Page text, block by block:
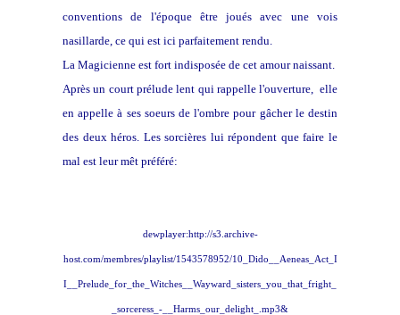
conventions de l'époque être joués avec une vois
nasillarde, ce qui est ici parfaitement rendu.
La Magicienne est fort indisposée de cet amour naissant.
Après un court prélude lent qui rappelle l'ouverture, elle
en appelle à ses soeurs de l'ombre pour gâcher le destin
des deux héros. Les sorcières lui répondent que faire le
mal est leur mêt préféré:
dewplayer:http://s3.archive-
host.com/membres/playlist/1543578952/10_Dido__Aeneas_Act_I
I__Prelude_for_the_Witches__Wayward_sisters_you_that_fright_
_sorceress_-__Harms_our_delight_.mp3&